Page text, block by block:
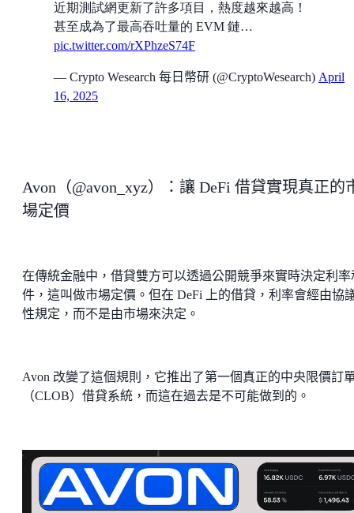
近期測試網更新了許多項目，熱度越來越高！
甚至成為了最高吞吐量的 EVM 鏈…
pic.twitter.com/rXPhzeS74F
— Crypto Wesearch 每日幣研 (@CryptoWesearch) April
16, 2025
Avon（@avon_xyz）：讓 DeFi 借貸實現真正的
場定價
在傳統金融中，借貸雙方可以透過公開競爭來實時決定利率
件，這叫做市場定價。但在 DeFi 上的借貸，利率會經由協
性規定，而不是由市場來決定。
Avon 改變了這個規則，它推出了第一個真正的中央限價訂
（CLOB）借貸系統，而這在過去是不可能做到的。